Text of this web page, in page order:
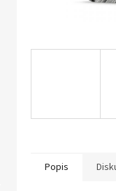
Popis